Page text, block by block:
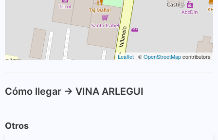
Leaflet | ©OpenStreetMapcontributors
Cómo llegar -> VINA ARLEGUI
Otros